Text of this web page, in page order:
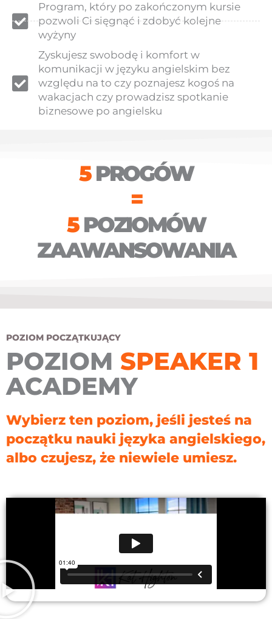
Program, który po zakończonym kursie
pozwoli Ci sięgnąć i zdobyć kolejne
wyżyny
Zyskujesz swobodę i komfort w
komunikacji w języku angielskim bez
względu na to czy poznajesz kogoś na
wakacjach czy prowadzisz spotkanie
biznesowe po angielsku
5PROGÓW
=
5POZIOMÓW
ZAAWANSOWANIA
POZIOM POCZĄTKUJĄCY
POZIOM SPEAKER 1
ACADEMY
Wybierz ten poziom, jeśli jesteś na
początku nauki języka angielskiego,
albo czujesz, że niewiele umiesz.